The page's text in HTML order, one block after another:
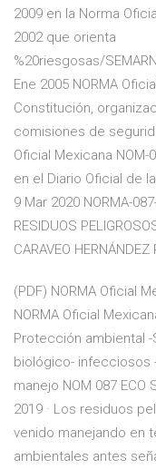
2009 en la Norma
2002 que orienta
%20riesgosas/
Ene 2005 NORMA
Constitución,
comisiones de
Oficial Mexicana NOM-
en el Diario Oficial de
9 Mar 2020 NORMA-
RESIDUOS
CARAVEO HERNÁNDEZ
(PDF) NORMA Oficial
NORMA Oficial
Protección ambiental
biológico- infecciosos
manejo NOM 087 ECO
2019 · Los residuos
venido manejando en
ambientales antes